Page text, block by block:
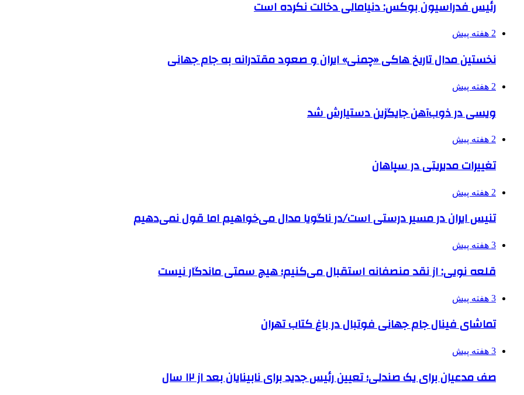
رئیس فدراسیون بوکس: دنیامالی دخالت نکرده است
2 هفته پیش
نخستین مدال تاریخ هاکی «چمنی» ایران و صعود مقتدرانه به جام جهانی
2 هفته پیش
ویسی در ذوب‌آهن جایگزین دستیارش شد
2 هفته پیش
تغییرات مدیریتی در سپاهان
2 هفته پیش
تنیس ایران در مسیر درستی است/در ناگویا مدال می‌خواهیم اما قول نمی‌دهیم
3 هفته پیش
قلعه نویی: از نقد منصفانه استقبال می‌کنیم؛ هیچ سمتی ماندگار نیست
3 هفته پیش
تماشای فینال جام جهانی فوتبال در باغ کتاب تهران
3 هفته پیش
صف مدعیان برای یک صندلی؛ تعیین رئیس جدید برای نابینایان بعد از ۱۲ سال